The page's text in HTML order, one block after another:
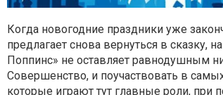
Когда новогодние праздники уже
предлагает снова вернуться в
Поппинс» не оставляет равнодушным
Совершенство, и поучаствовать в
которые играют тут главные роли, при